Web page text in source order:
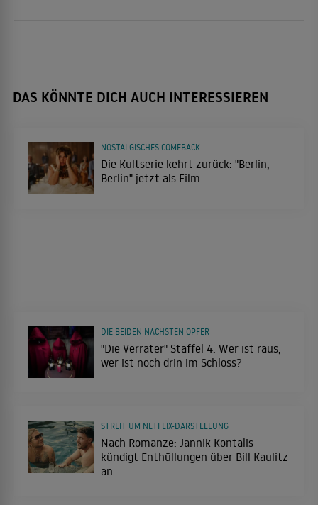
DAS KÖNNTE DICH AUCH INTERESSIEREN
Die Kultserie kehrt zurück: "Berlin,
Berlin" jetzt als Film
NOSTALGISCHES COMEBACK
"Die Verräter" Staffel 4: Wer ist raus,
wer ist noch drin im Schloss?
DIE BEIDEN NÄCHSTEN OPFER
Nach Romanze: Jannik Kontalis
kündigt Enthüllungen über Bill Kaulitz
an
STREIT UM NETFLIX-DARSTELLUNG